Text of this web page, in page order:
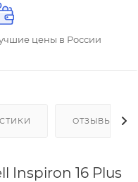
цены в России
ОТЗЫВЫ
Inspiron 16 Plus